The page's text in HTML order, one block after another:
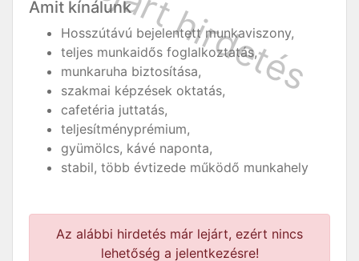
Amit kínálunk
Hosszútávú bejelentett munkaviszony,
teljes munkaidős foglalkoztatás,
munkaruha biztosítása,
szakmai képzések oktatás,
cafetéria juttatás,
teljesítményprémium,
gyümölcs, kávé naponta,
stabil, több évtizede működő munkahely
Az alábbi hirdetés már lejárt, ezért nincs
lehetőség a jelentkezésre!